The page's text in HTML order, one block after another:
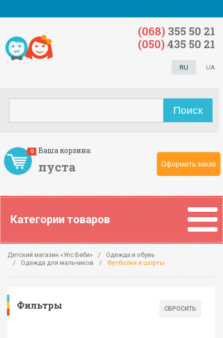
Ваша корзина:
пуста
0
Оформить заказ
RU UA
(068) 355 50 21
(050) 435 50 21
Категории товаров
Детский магазин «Упс Беби»
Одежда и обувь
Одежда для мальчиков
Футболки и шорты
Фильтры